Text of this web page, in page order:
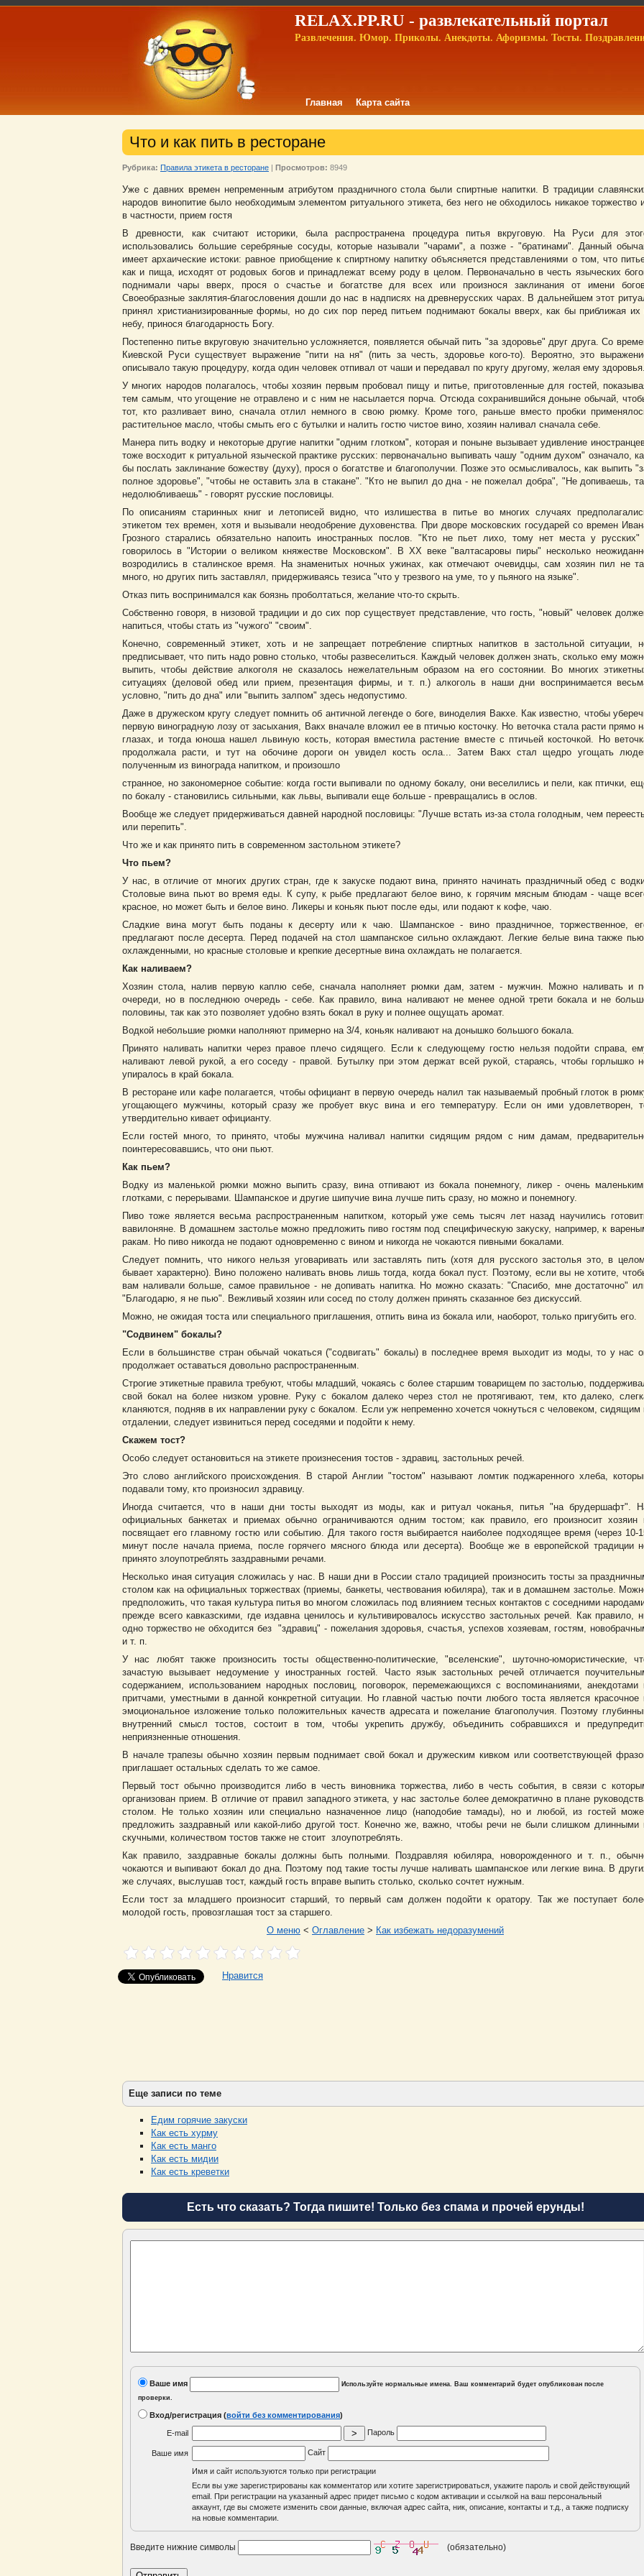
RELAX.PP.RU - развлекательный портал
Развлечения. Юмор. Приколы. Анекдоты. Афоризмы. Тосты.
Главная Карта сайта
Что и как пить в ресторане
Рубрика: Правила этикета в ресторане | Просмотров: 8949
Уже с давних времен непременным атрибутом праздничного стола были спиртные напитки. В традиции
народов винопитие было необходимым элементом ритуального этикета, без него не обходилось никакое торжество
в частности, прием гостя
В древности, как считают историки, была распространена процедура питья вкруговую. На Руси для
использовались большие серебряные сосуды, которые называли "чарами", а позже - "братинами". Данный
имеет архаические истоки: равное приобщение к спиртному напитку объясняется представлениями о том, что
как и пища, исходят от родовых богов и принадлежат всему роду в целом. Первоначально в честь языческих
поднимали чары вверх, прося о счастье и богатстве для всех или произнося заклинания от имени
Своеобразные заклятия-благословения дошли до нас в надписях на древнерусских чарах. В дальнейшем этот
принял христианизированные формы, но до сих пор перед питьем поднимают бокалы вверх, как бы приближая их
небу, принося благодарность Богу.
Постепенно питье вкруговую значительно усложняется, появляется обычай пить "за здоровье" друг друга. Со
Киевской Руси существует выражение "пити на ня" (пить за честь, здоровье кого-то). Вероятно, это
описывало такую процедуру, когда один человек отпивал от чаши и передавал по кругу другому, желая ему здоровья.
У многих народов полагалось, чтобы хозяин первым пробовал пищу и питье, приготовленные для гостей,
тем самым, что угощение не отравлено и с ним не насылается порча. Отсюда сохранившийся доныне обычай,
тот, кто разливает вино, сначала отлил немного в свою рюмку. Кроме того, раньше вместо пробки
растительное масло, чтобы смыть его с бутылки и налить гостю чистое вино, хозяин наливал сначала себе.
Манера пить водку и некоторые другие напитки "одним глотком", которая и поныне вызывает удивление
тоже восходит к ритуальной языческой практике русских: первоначально выпивать чашу "одним духом" означало,
бы послать заклинание божеству (духу), прося о богатстве и благополучии. Позже это осмысливалось, как выпить
полное здоровье", "чтобы не оставить зла в стакане". "Кто не выпил до дна - не пожелал добра", "Не допиваешь,
недолюбливаешь" - говорят русские пословицы.
По описаниям старинных книг и летописей видно, что излишества в питье во многих случаях
этикетом тех времен, хотя и вызывали неодобрение духовенства. При дворе московских государей со времен
Грозного старались обязательно напоить иностранных послов. "Кто не пьет лихо, тому нет места у русских"
говорилось в "Истории о великом княжестве Московском". В XX веке "валтасаровы пиры" несколько
возродились в сталинское время. На знаменитых ночных ужинах, как отмечают очевидцы, сам хозяин пил не
много, но других пить заставлял, придерживаясь тезиса "что у трезвого на уме, то у пьяного на языке".
Отказ пить воспринимался как боязнь проболтаться, желание что-то скрыть.
Собственно говоря, в низовой традиции и до сих пор существует представление, что гость, "новый" человек
напиться, чтобы стать из "чужого" "своим".
Конечно, современный этикет, хоть и не запрещает потребление спиртных напитков в застольной ситуации,
предписывает, что пить надо ровно столько, чтобы развеселиться. Каждый человек должен знать, сколько ему
выпить, чтобы действие алкоголя не сказалось нежелательным образом на его состоянии. Во многих
ситуациях (деловой обед или прием, презентация фирмы, и т. п.) алкоголь в наши дни воспринимается
условно, "пить до дна" или "выпить залпом" здесь недопустимо.
Даже в дружеском кругу следует помнить об античной легенде о боге, виноделия Вакхе. Как известно, чтобы
первую виноградную лозу от засыхания, Вакх вначале вложил ее в птичью косточку. Но веточка стала расти прямо
глазах, и тогда юноша нашел львиную кость, которая вместила растение вместе с птичьей косточкой. Но
продолжала расти, и тут на обочине дороги он увидел кость осла... Затем Вакх стал щедро угощать
полученным из винограда напитком, и произошло
странное, но закономерное событие: когда гости выпивали по одному бокалу, они веселились и пели, как птички,
по бокалу - становились сильными, как львы, выпивали еще больше - превращались в ослов.
Вообще же следует придерживаться давней народной пословицы: "Лучше встать из-за стола голодным, чем
или перепить".
Что же и как принято пить в современном застольном этикете?
Что пьем?
У нас, в отличие от многих других стран, где к закуске подают вина, принято начинать праздничный обед с
Столовые вина пьют во время еды. К супу, к рыбе предлагают белое вино, к горячим мясным блюдам - чаще
красное, но может быть и белое вино. Ликеры и коньяк пьют после еды, или подают к кофе, чаю.
Сладкие вина могут быть поданы к десерту или к чаю. Шампанское - вино праздничное, торжественное,
предлагают после десерта. Перед подачей на стол шампанское сильно охлаждают. Легкие белые вина также
охлажденными, но красные столовые и крепкие десертные вина охлаждать не полагается.
Как наливаем?
Хозяин стола, налив первую каплю себе, сначала наполняет рюмки дам, затем - мужчин. Можно наливать и
очереди, но в последнюю очередь - себе. Как правило, вина наливают не менее одной трети бокала и не
половины, так как это позволяет удобно взять бокал в руку и полнее ощущать аромат.
Водкой небольшие рюмки наполняют примерно на 3/4, коньяк наливают на донышко большого бокала.
Принято наливать напитки через правое плечо сидящего. Если к следующему гостю нельзя подойти справа,
наливают левой рукой, а его соседу - правой. Бутылку при этом держат всей рукой, стараясь, чтобы горлышко
упиралось в край бокала.
В ресторане или кафе полагается, чтобы официант в первую очередь налил так называемый пробный глоток в
угощающего мужчины, который сразу же пробует вкус вина и его температуру. Если он ими удовлетворен,
утвердительно кивает официанту.
Если гостей много, то принято, чтобы мужчина наливал напитки сидящим рядом с ним дамам,
поинтересовавшись, что они пьют.
Как пьем?
Водку из маленькой рюмки можно выпить сразу, вина отпивают из бокала понемногу, ликер - очень
глотками, с перерывами. Шампанское и другие шипучие вина лучше пить сразу, но можно и понемногу.
Пиво тоже является весьма распространенным напитком, который уже семь тысяч лет назад научились
вавилоняне. В домашнем застолье можно предложить пиво гостям под специфическую закуску, например, к
ракам. Но пиво никогда не подают одновременно с вином и никогда не чокаются пивными бокалами.
Следует помнить, что никого нельзя уговаривать или заставлять пить (хотя для русского застолья это, в
бывает характерно). Вино положено наливать вновь лишь тогда, когда бокал пуст. Поэтому, если вы не хотите,
вам наливали больше, самое правильное - не допивать напитка. Но можно сказать: "Спасибо, мне достаточно"
"Благодарю, я не пью". Вежливый хозяин или сосед по столу должен принять сказанное без дискуссий.
Можно, не ожидая тоста или специального приглашения, отпить вина из бокала или, наоборот, только пригубить его.
"Содвинем" бокалы?
Если в большинстве стран обычай чокаться ("содвигать" бокалы) в последнее время выходит из моды, то у нас
продолжает оставаться довольно распространенным.
Строгие этикетные правила требуют, чтобы младший, чокаясь с более старшим товарищем по застолью,
свой бокал на более низком уровне. Руку с бокалом далеко через стол не протягивают, тем, кто далеко,
кланяются, подняв в их направлении руку с бокалом. Если уж непременно хочется чокнуться с человеком, сидящим
отдалении, следует извиниться перед соседями и подойти к нему.
Скажем тост?
Особо следует остановиться на этикете произнесения тостов - здравиц, застольных речей.
Это слово английского происхождения. В старой Англии "тостом" называют ломтик поджаренного хлеба,
подавали тому, кто произносил здравицу.
Иногда считается, что в наши дни тосты выходят из моды, как и ритуал чоканья, питья "на брудершафт".
официальных банкетах и приемах обычно ограничиваются одним тостом; как правило, его произносит хозяин
посвящает его главному гостю или событию. Для такого гостя выбирается наиболее подходящее время (через 10-
минут после начала приема, после горячего мясного блюда или десерта). Вообще же в европейской традиции
принято злоупотреблять заздравными речами.
Несколько иная ситуация сложилась у нас. В наши дни в России стало традицией произносить тосты за
столом как на официальных торжествах (приемы, банкеты, чествования юбиляра), так и в домашнем застолье.
предположить, что такая культура питья во многом сложилась под влиянием тесных контактов с соседними
прежде всего кавказскими, где издавна ценилось и культивировалось искусство застольных речей. Как правило,
одно торжество не обходится без "здравиц" - пожелания здоровья, счастья, успехов хозяевам, гостям,
и т. п.
У нас любят также произносить тосты общественно-политические, "вселенские", шуточно-юмористические,
зачастую вызывает недоумение у иностранных гостей. Часто язык застольных речей отличается
содержанием, использованием народных пословиц, поговорок, перемежающихся с воспоминаниями, анекдотами
притчами, уместными в данной конкретной ситуации. Но главной частью почти любого тоста является красочное
эмоциональное изложение только положительных качеств адресата и пожелание благополучия. Поэтому
внутренний смысл тостов, состоит в том, чтобы укрепить дружбу, объединить собравшихся и
неприязненные отношения.
В начале трапезы обычно хозяин первым поднимает свой бокал и дружеским кивком или соответствующей
приглашает остальных сделать то же самое.
Первый тост обычно производится либо в честь виновника торжества, либо в честь события, в связи с
организован прием. В отличие от правил западного этикета, у нас застолье более демократично в плане
столом. Не только хозяин или специально назначенное лицо (наподобие тамады), но и любой, из гостей
предложить заздравный или какой-либо другой тост. Конечно же, важно, чтобы речи не были слишком длинными
скучными, количеством тостов также не стоит злоупотреблять.
Как правило, заздравные бокалы должны быть полными. Поздравляя юбиляра, новорожденного и т. п.,
чокаются и выпивают бокал до дна. Поэтому под такие тосты лучше наливать шампанское или легкие вина. В
же случаях, выслушав тост, каждый гость вправе выпить столько, сколько сочтет нужным.
Если тост за младшего произносит старший, то первый сам должен подойти к оратору. Так же поступает
молодой гость, провозглашая тост за старшего.
О меню < Оглавление > Как избежать недоразумений
Нравится
Еще записи по теме
Едим горячие закуски
Как есть хурму
Как есть манго
Как есть мидии
Как есть креветки
Есть что сказать? Тогда пишите! Только без спама и прочей ерунды!
Ваше имя
Используйте нормальные имена. Ваш комментарий будет опубликован после
проверки.
Вход/регистрация (войти без комментирования)
E-mail Пароль
Ваше имя Сайт
Имя и сайт используются только при регистрации
Если вы уже зарегистрированы как комментатор или хотите зарегистрироваться, укажите пароль и свой действующий
email. При регистрации на указанный адрес придет письмо с кодом активации и ссылкой на ваш персональный
аккаунт, где вы сможете изменить свои данные, включая адрес сайта, ник, описание, контакты и т.д., а также подписку
на новые комментарии.
Введите нижние символы (обязательно)